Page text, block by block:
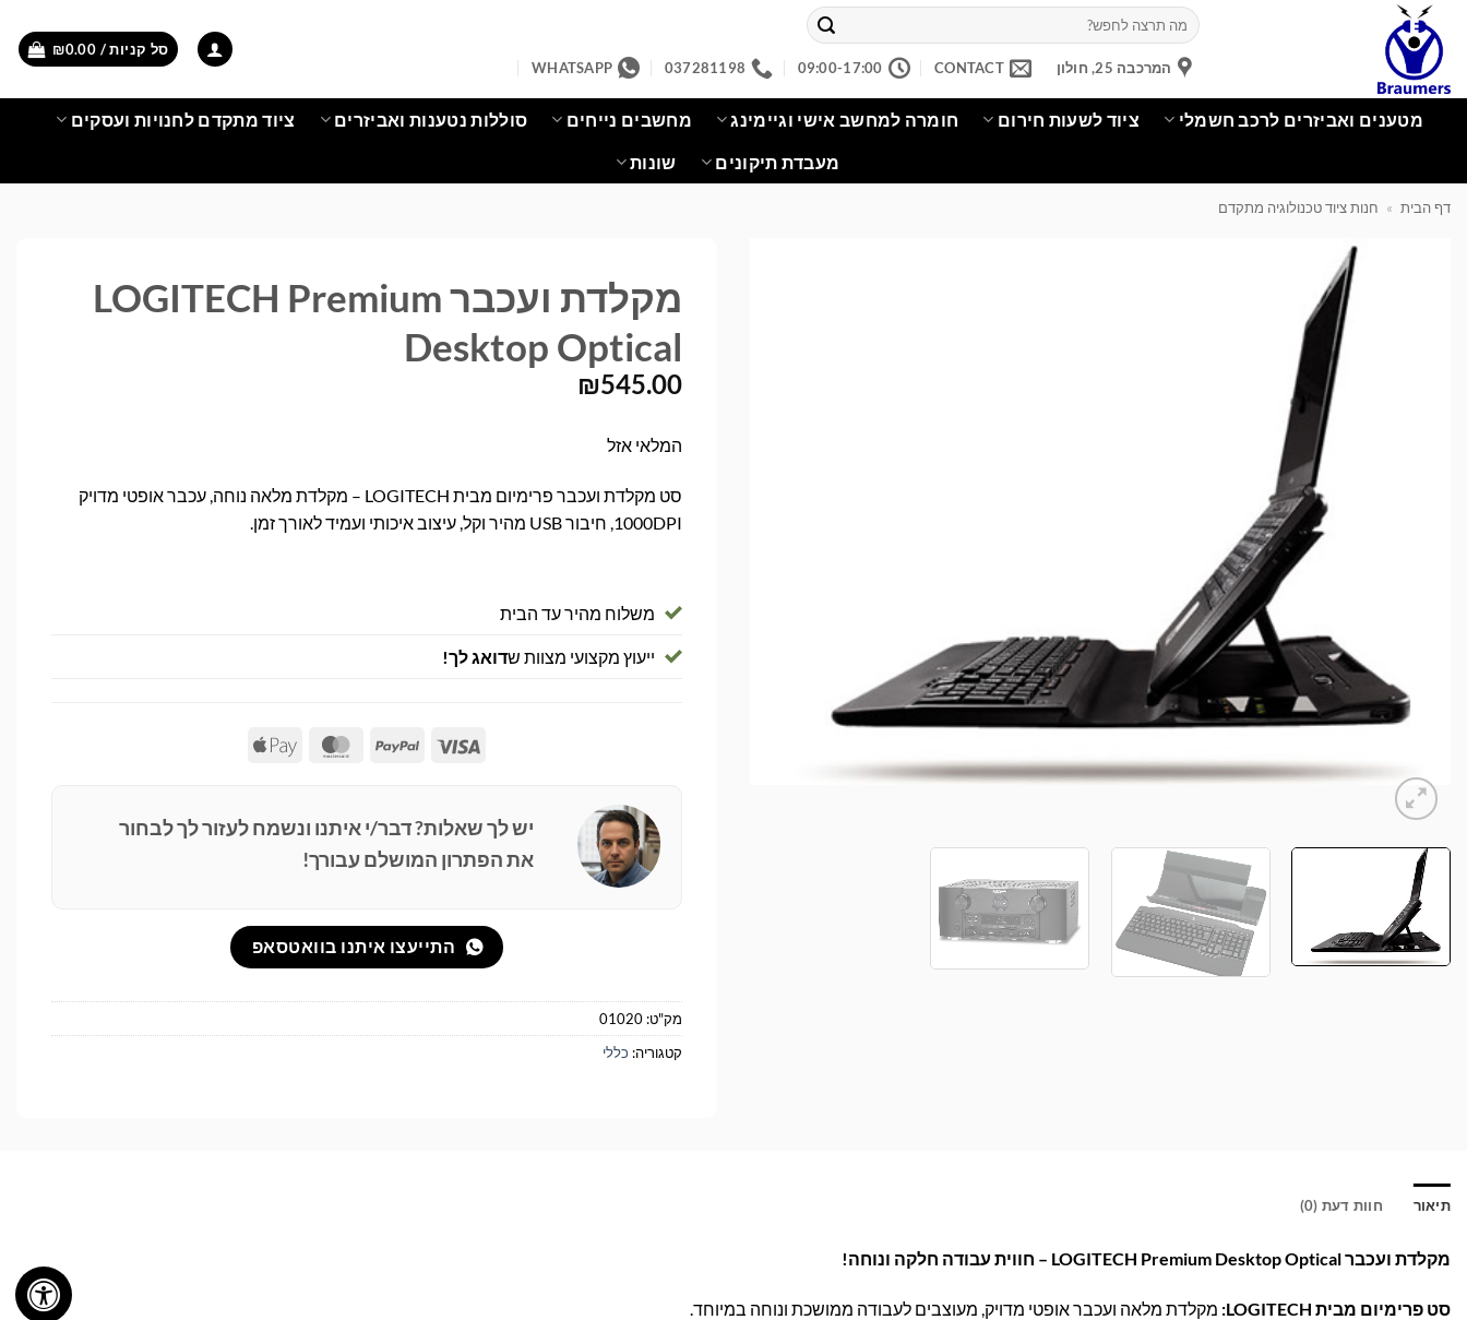
content
חיפוש
עבור:
המרכבה 25, חולון CONTACT
09:00-17:00
037281198
WHATSAPP
סל קניות / ₪0.00
מטענים ואביזרים לרכב חשמלי ציוד לשעות חירום חומרה למחשב אישי וגיימינג מחשבים נייחים סוללות נטענות ואביזרים ציוד מתקדם לחנויות ועסקים
מעבדת תיקונים שונות
דף הבית » חנות ציוד טכנולוגיה מתקדם
מקלדת ועכבר LOGITECH Premium
Desktop Optical
₪545.00
המלאי אזל
סט מקלדת ועכבר פרימיום מבית LOGITECH – מקלדת מלאה נוחה, עכבר אופטי מדויק
1000DPI, חיבור USB מהיר וקל, עיצוב איכותי ועמיד לאורך זמן.
משלוח מהיר עד הבית
ייעוץ מקצועי מצוות שדואג לך!
Visa
PayPal
MasterCard
Apple
יש לך שאלות? דבר/י איתנו ונשמח לעזור לך לבחור
את הפתרון המושלם עבורך!
התייעצו איתנו בוואטסאפ
מק"ט:01020
קטגוריה: כללי
תיאור חוות דעת (0)
מקלדת ועכבר LOGITECH Premium Desktop Optical – חווית עבודה חלקה ונוחה!
סט פרימיום מבית LOGITECH: מקלדת מלאה ועכבר אופטי מדויק, מעוצבים לעבודה ממושכת ונוחה במיוחד.